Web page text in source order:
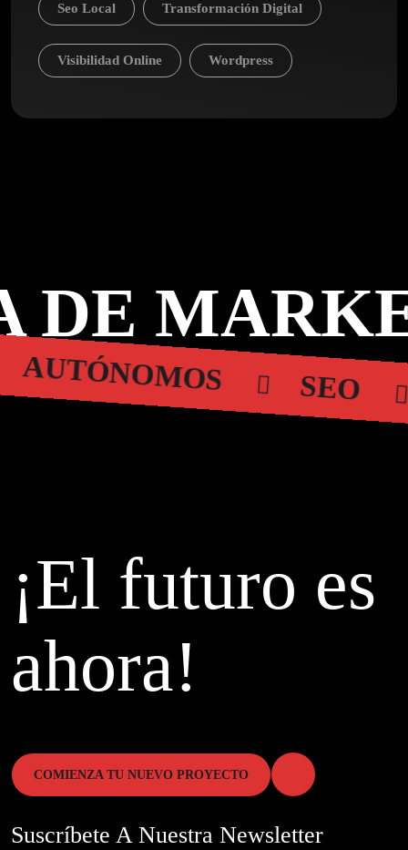
Seo Local Transformación Digital
Visibilidad Online Wordpress
AUTÓNOMOS SEO
¡El futuro es
ahora!
COMIENZA TU NUEVO PROYECTO
Suscríbete A Nuestra Newsletter